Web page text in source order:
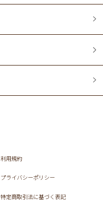
利用規約
プライバシーポリシー
特定商取引法に基づく表記